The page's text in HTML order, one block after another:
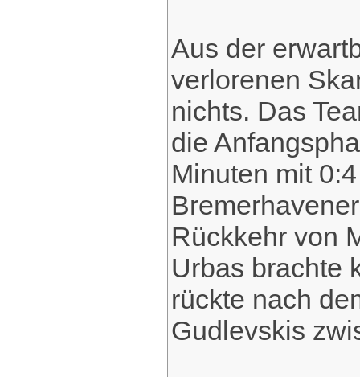
Aus der
verlorenen
nichts. Das
die
Minuten mit
Rückkehr von
Urbas brachte
rückte nach
Gudlevskis